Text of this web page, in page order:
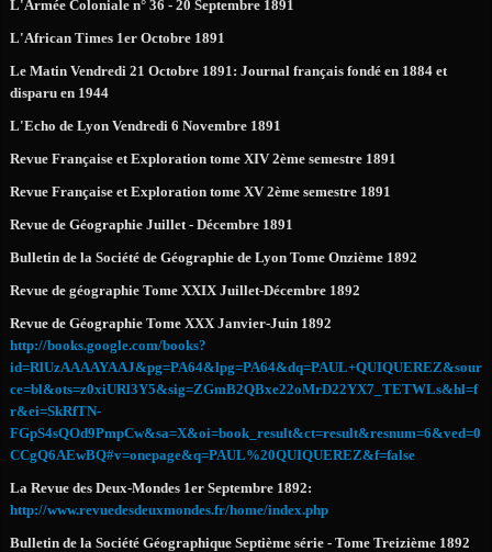
L'Armée Coloniale n° 36 - 20 Septembre 1891
L'African Times 1er Octobre 1891
Le Matin Vendredi 21 Octobre 1891: Journal français fondé en 1884 et
disparu en 1944
L'Echo de Lyon Vendredi 6 Novembre 1891
Revue Française et Exploration tome XIV 2ème semestre 1891
Revue Française et Exploration tome XV 2ème semestre 1891
Revue de Géographie Juillet - Décembre 1891
Bulletin de la Société de Géographie de Lyon Tome Onzième 1892
Revue de géographie Tome XXIX Juillet-Décembre 1892
Revue de Géographie Tome XXX Janvier-Juin 1892
http://books.google.com/books?
id=RlUzAAAAYAAJ&pg=PA64&lpg=PA64&dq=PAUL+QUIQUEREZ&sour
ce=bl&ots=z0xiURl3Y5&sig=ZGmB2QBxe22oMrD22YX7_TETWLs&hl=f
r&ei=SkRfTN-
FGpS4sQOd9PmpCw&sa=X&oi=book_result&ct=result&resnum=6&ved=0
CCgQ6AEwBQ#v=onepage&q=PAUL%20QUIQUEREZ&f=false
La Revue des Deux-Mondes 1er Septembre 1892:
http://www.revuedesdeuxmondes.fr/home/index.php
Bulletin de la Société Géographique Septième série - Tome Treizième 1892